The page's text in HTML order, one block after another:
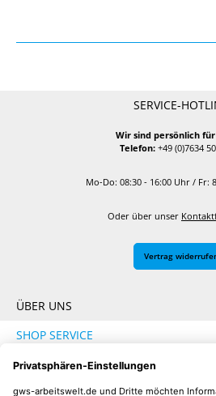
SERVICE-
Wir sind persönlich für
Telefon:+49 (0)7634
Mo-Do: 08:30 - 16:00 Uhr / Fr:
Oder über unser
Vertrag
ÜBER UNS
SHOP SERVICE
INFORMATION